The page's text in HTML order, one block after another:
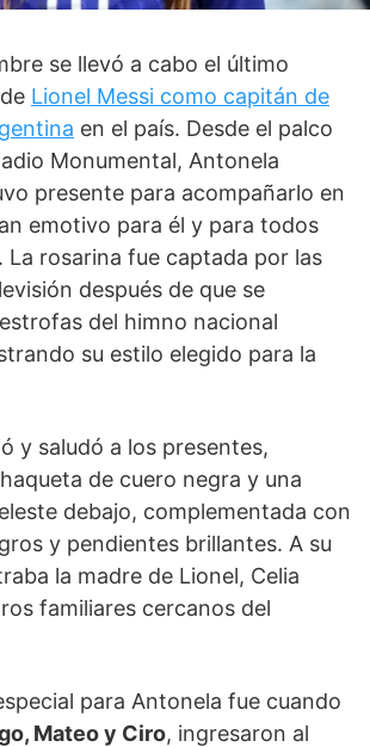
se llevó a cabo el último
Lionel Messi como capitán de
en el país. Desde el palco
Monumental, Antonela
presente para acompañarlo en
emotivo para él y para todos
La rosarina fue captada por las
después de que se
del himno nacional
su estilo elegido para la
y saludó a los presentes,
de cuero negra y una
debajo, complementada con
y pendientes brillantes. A su
la madre de Lionel, Celia
familiares cercanos del
para Antonela fue cuando
Mateo y Ciro, ingresaron al